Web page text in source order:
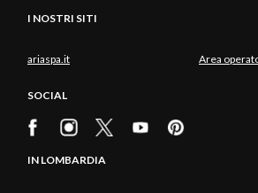
I NOSTRI SITI
ariaspa.it Area
SOCIAL
IN LOMBARDIA